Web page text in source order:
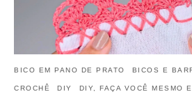
BICO EM PANO DE PRATO BICOS E
CROCHÊ DIY DIY, FAÇA VOCÊ MESMO